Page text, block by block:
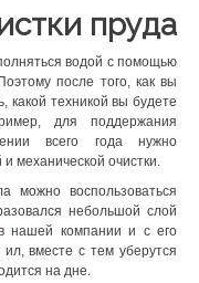
пруда
водой с помощью
после того, как вы
какой техникой вы будете
для поддержания
всего года нужно
механической очистки.
можно воспользоваться
небольшой слой
нашей компании и с его
вместе с тем уберутся
на дне.